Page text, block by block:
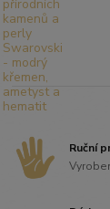
Ruční